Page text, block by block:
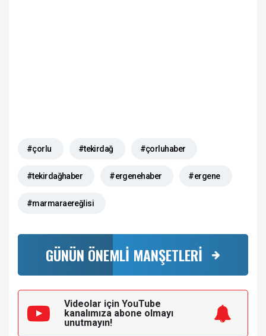
#çorlu #tekirdağ #çorluhaber
#tekirdağhaber #ergenehaber #ergene
#marmaraereğlisi
GÜNÜN ÖNEMLİ MANŞETLERİ
Videolar için YouTube
kanalımıza abone olmayı
unutmayın!